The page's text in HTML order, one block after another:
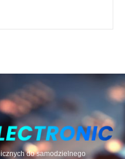
do samodzielnego